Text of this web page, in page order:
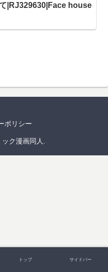
|RJ329630|Face house
ポリシー
ク漫画同人.
トップ サイドバー